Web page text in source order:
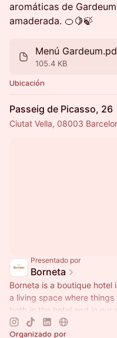
aromáticas de
amaderada. 🍊🍋🍃
Menú
105.4 KB
Ubicación
Passeig de Picasso, 26
Ciutat Vella, 08003
Presentado por
Borneta
Borneta is a boutique hotel
a living space where
both in the hotel and in our
Organizado por